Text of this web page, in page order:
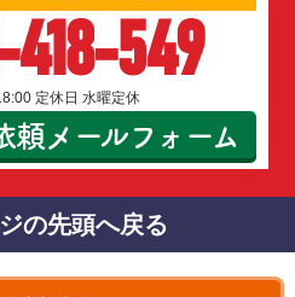
418-549
定休日 水曜定休
頼 メールフォーム
の先頭へ戻る